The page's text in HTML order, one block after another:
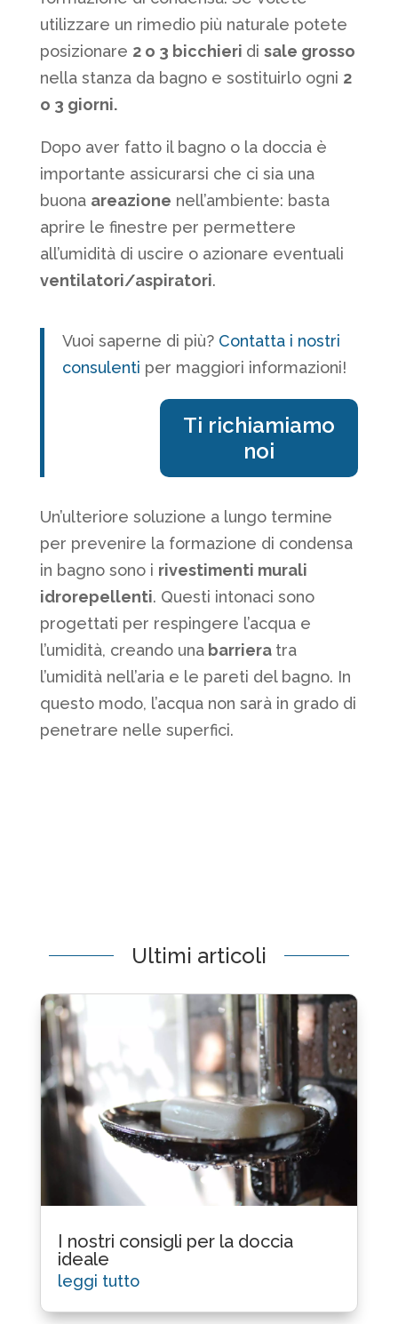
utilizzare un rimedio più naturale potete
posizionare 2 o 3 bicchieri di sale grosso
nella stanza da bagno e sostituirlo ogni 2
o 3 giorni.
Dopo aver fatto il bagno o la doccia è
importante assicurarsi che ci sia una
buona areazione nell’ambiente: basta
aprire le finestre per permettere
all’umidità di uscire o azionare eventuali
ventilatori/aspiratori.
Vuoi saperne di più? Contatta i nostri
consulenti per maggiori informazioni!
Ti richiamiamo
noi
Un’ulteriore soluzione a lungo termine
per prevenire la formazione di condensa
in bagno sono i rivestimenti murali
idrorepellenti. Questi intonaci sono
progettati per respingere l’acqua e
l’umidità, creando unabarriera tra
l’umidità nell’aria e le pareti del bagno. In
questo modo, l’acqua non sarà in grado di
penetrare nelle superfici.
Ultimi articoli
I nostri consigli per la doccia
ideale
leggi tutto